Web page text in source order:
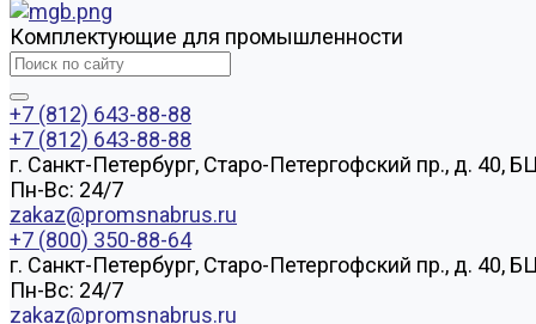
Комплектующие для промышленности
+7 (812) 643-88-88
+7 (812) 643-88-88
г. Санкт-Петербург, Старо-Петергофский пр., д. 40,
Пн-Вс: 24/7
zakaz@promsnabrus.ru
+7 (800) 350-88-64
г. Санкт-Петербург, Старо-Петергофский пр., д. 40,
Пн-Вс: 24/7
zakaz@promsnabrus.ru